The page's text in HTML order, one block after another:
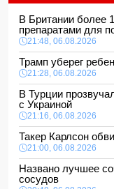
В Британии более
препаратами для
21:48, 06.08.2026
Трамп уберег
21:28, 06.08.2026
В Турции
с Украиной
21:16, 06.08.2026
Такер Карлсон
21:00, 06.08.2026
Названо лучшее
сосудов